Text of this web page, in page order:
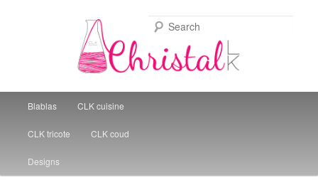
Christal Little Kitchen
Skip to primary content
Skip to secondary content
Blablas CLK cuisine
CLK tricote CLK coud
Designs